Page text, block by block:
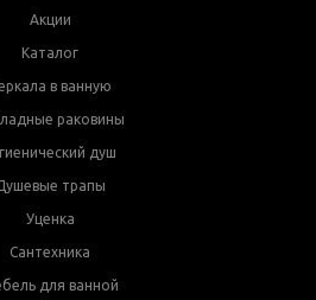
Акции
Каталог
в ванную
раковины
душ
трапы
Уценка
Сантехника
для ванной